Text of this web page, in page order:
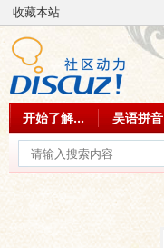
收藏本站
开始了解... 吴语拼音